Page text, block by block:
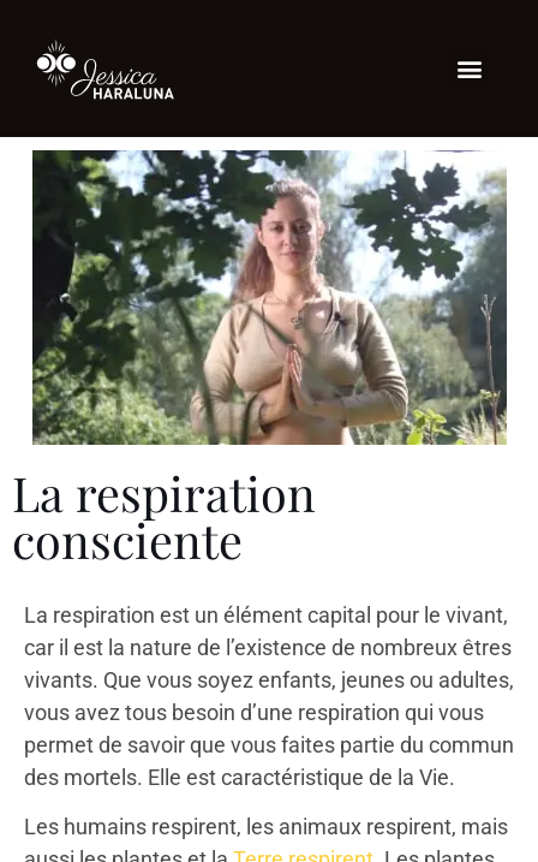
La respiration
consciente
La respiration est un élément capital pour le vivant,
car il est la nature de l’existence de nombreux êtres
vivants. Que vous soyez enfants, jeunes ou adultes,
vous avez tous besoin d’une respiration qui vous
permet de savoir que vous faites partie du commun
des mortels. Elle est caractéristique de la Vie.
Les humains respirent, les animaux respirent, mais